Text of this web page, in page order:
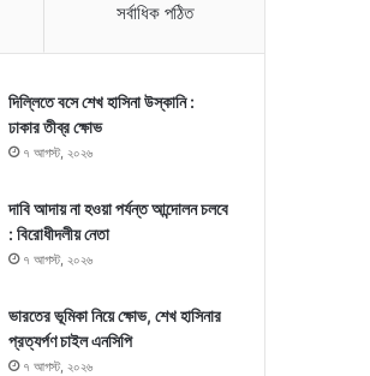
সর্বাধিক পঠিত
দিল্লিতে বসে শেখ হাসিনা উস্কানি :
ঢাকার তীব্র ক্ষোভ
৭ আগস্ট, ২০২৬
দাবি আদায় না হওয়া পর্যন্ত আন্দোলন চলবে
: বিরোধীদলীয় নেতা
৭ আগস্ট, ২০২৬
ভারতের ভূমিকা নিয়ে ক্ষোভ, শেখ হাসিনার
প্রত্যর্পণ চাইল এনসিপি
৭ আগস্ট, ২০২৬